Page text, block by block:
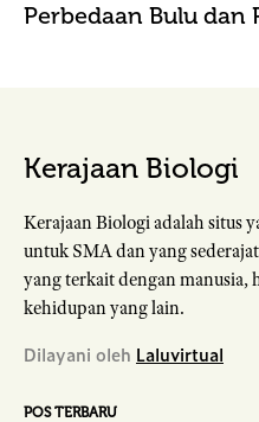
Perbedaan Bulu dan
Kerajaan Biologi
Kerajaan Biologi adalah situs
untuk SMA dan yang
yang terkait dengan
kehidupan yang lain.
Dilayani oleh Laluvirtual
POS TERBARU